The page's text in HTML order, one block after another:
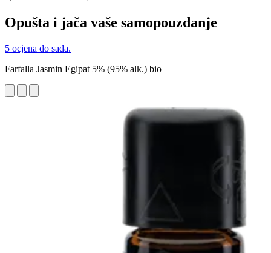
Opušta i jača vaše samopouzdanje
5 ocjena do sada.
Farfalla Jasmin Egipat 5% (95% alk.) bio